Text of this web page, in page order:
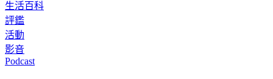
生活百科
評鑑
活動
影音
Podcast